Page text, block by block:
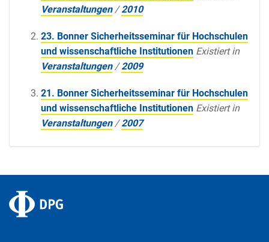
Veranstaltungen /2010
23. Bonner Sicherheitsseminar für Hochschulen
und wissenschaftliche Institutionen Existiert in
Veranstaltungen /2009
21. Bonner Sicherheitsseminar für Hochschulen
und wissenschaftliche Institutionen Existiert in
Veranstaltungen /2007